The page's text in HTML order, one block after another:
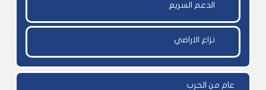
الدعم السريع
نزاع الاراضي
عام من الحرب